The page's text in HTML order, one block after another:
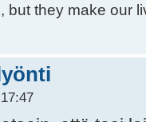
but they make our